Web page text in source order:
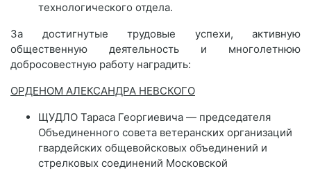
технологического отдела.
За достигнутые трудовые успехи, активную
общественную деятельность и многолетнюю
добросовестную работу наградить:
ОРДЕНОМ АЛЕКСАНДРА НЕВСКОГО
ЩУДЛО Тараса Георгиевича — председателя
Объединенного совета ветеранских организаций
гвардейских общевойсковых объединений и
стрелковых соединений Московской